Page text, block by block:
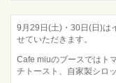
9月29日(土)・30日(日)は
せていただきます。
Cafe miuのブースではト
チトースト、自家製シロ